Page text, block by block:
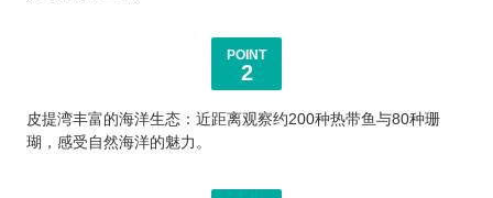
POINT
2
皮提湾丰富的海洋生态：近距离观察约200种热带鱼与80种珊
瑚，感受自然海洋的魅力。